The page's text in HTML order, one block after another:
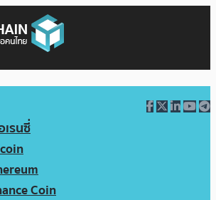
เรนซี่
Coin